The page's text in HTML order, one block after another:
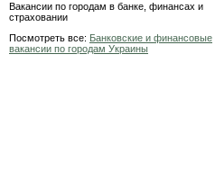
Вакансии по городам в банке, финансах и
страховании
Посмотреть все: Банковские и финансовые
вакансии по городам Украины